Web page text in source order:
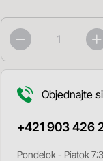
Objednajte
+421 903 426
Pondelok - Piatok